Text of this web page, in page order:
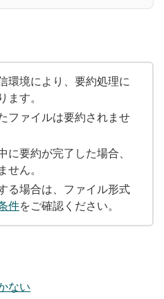
環境により、要約処理に
ます。
ファイルは要約されませ
に要約が完了した場合、
せん。
る場合は、ファイル形式
件をご確認ください。
ない